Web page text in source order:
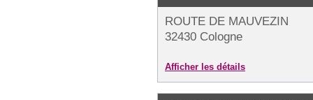
ROUTE DE MAUVEZIN
32430 Cologne
Afficher les détails